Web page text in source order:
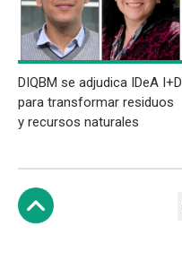
DIQBM se adjudica IDeA I+D
para transformar residuos
y recursos naturales